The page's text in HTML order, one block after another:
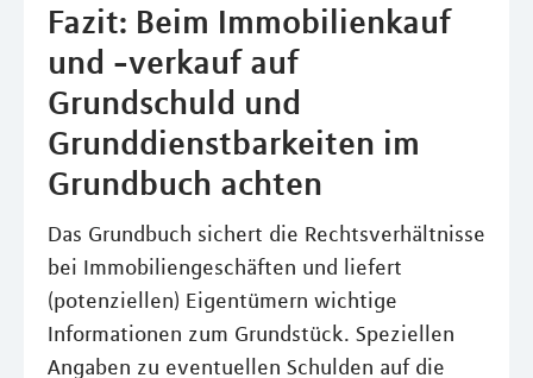
Fazit: Beim Immobilienkauf
und -verkauf auf
Grundschuld und
Grunddienstbarkeiten im
Grundbuch achten
Das Grundbuch sichert die Rechtsverhältnisse
bei Immobiliengeschäften und liefert
(potenziellen) Eigentümern wichtige
Informationen zum Grundstück. Speziellen
Angaben zu eventuellen Schulden auf die